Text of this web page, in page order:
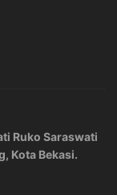
Ruko Saraswati
Kota Bekasi.